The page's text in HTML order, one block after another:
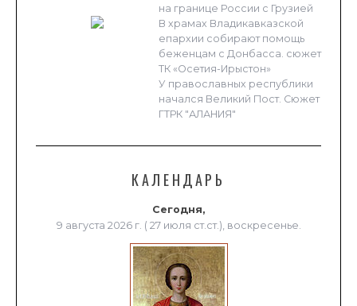
на границе России с Грузией
В храмах Владикавказской
епархии собирают помощь
беженцам с Донбасса. сюжет
ТК «Осетия-Ирыстон»
У православных республики
начался Великий Пост. Сюжет
ГТРК "АЛАНИЯ"
КАЛЕНДАРЬ
Сегодня,
9 августа 2026 г. ( 27 июля ст.ст.), воскресенье.